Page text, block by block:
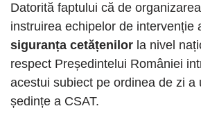
Datorită faptului că de
instruirea echipelor de intervenție
siguranța cetățenilor la nivel
respect Președintelui României
acestui subiect pe ordinea de zi a
ședințe a CSAT.